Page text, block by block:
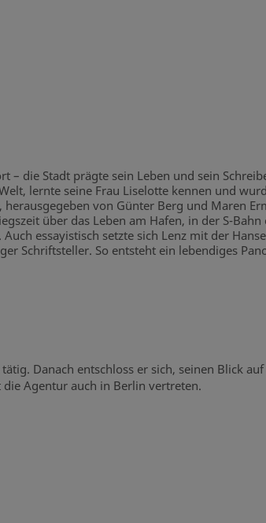
die Stadt prägte sein Leben und sein
lernte seine Frau Liselotte kennen und
von Günter Berg und Maren
über das Leben am Hafen, in der S-
essayistisch setzte sich Lenz mit der
Schriftsteller. So entsteht ein lebendiges
Danach entschloss er sich, seinen Blick
Agentur auch in Berlin vertreten.